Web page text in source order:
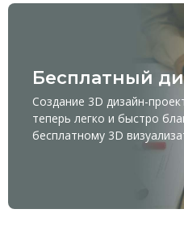
Бесплатный
Создание 3D дизайн-
теперь легко и быстро
бесплатному 3D